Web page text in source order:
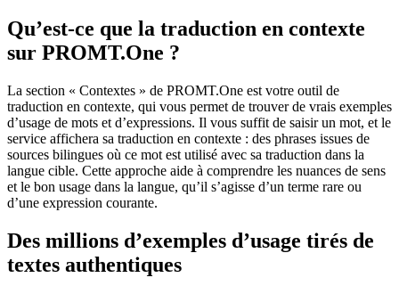
Qu’est-ce que la traduction en contexte
sur PROMT.One ?
La section « Contextes » de PROMT.One est votre outil de
traduction en contexte, qui vous permet de trouver de vrais exemples
d’usage de mots et d’expressions. Il vous suffit de saisir un mot, et le
service affichera sa traduction en contexte : des phrases issues de
sources bilingues où ce mot est utilisé avec sa traduction dans la
langue cible. Cette approche aide à comprendre les nuances de sens
et le bon usage dans la langue, qu’il s’agisse d’un terme rare ou
d’une expression courante.
Des millions d’exemples d’usage tirés de
textes authentiques